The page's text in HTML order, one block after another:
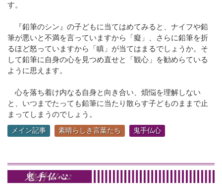
す。
『鉛筆のシン』の子どもに当てはめてみると、ナイフや鉛
筆が悪いと不満を言っていますから「癡」、さらに鉛筆を折
るほど怒っていますから「瞋」が当てはまるでしょうか。そ
して鉛筆に自身の心を見つめ直せと「観心」を勧めらている
ように思えます。
心を落ち着け内なる自身と向き合い、煩悩を理解しない
と、いつまでたっても鉛筆に当たり散らす子どものままで止
まってしまうのでしょう。
メイン記事 素晴らしき言葉たち 鬼手仏心